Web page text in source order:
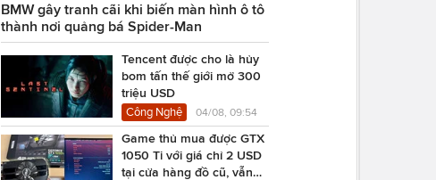
BMW gây tranh cãi khi biến màn hình ô tô
thành nơi quảng bá Spider-Man
Tencent được cho là hủy
bom tấn thế giới mở 300
triệu USD
Công Nghệ 04/08, 09:54
Game thủ mua được GTX
1050 Ti với giá chỉ 2 USD
tại cửa hàng đồ cũ, vẫn